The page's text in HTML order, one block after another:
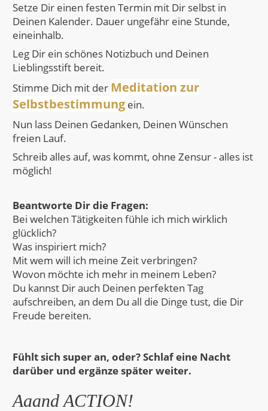
Setze Dir einen festen Termin mit Dir selbst in
Deinen Kalender. Dauer ungefähr eine Stunde,
eineinhalb.
Leg Dir ein schönes Notizbuch und Deinen
Lieblingsstift bereit.
Stimme Dich mit der Meditation zur
Selbstbestimmung ein.
Nun lass Deinen Gedanken, Deinen Wünschen
freien Lauf.
Schreib alles auf, was kommt, ohne Zensur - alles ist
möglich!
Beantworte Dir die Fragen:
Bei welchen Tätigkeiten fühle ich mich wirklich
glücklich?
Was inspiriert mich?
Mit wem will ich meine Zeit verbringen?
Wovon möchte ich mehr in meinem Leben?
Du kannst Dir auch Deinen perfekten Tag
aufschreiben, an dem Du all die Dinge tust, die Dir
Freude bereiten.
Fühlt sich super an, oder? Schlaf eine Nacht
darüber und ergänze später weiter.
Aaand ACTION!